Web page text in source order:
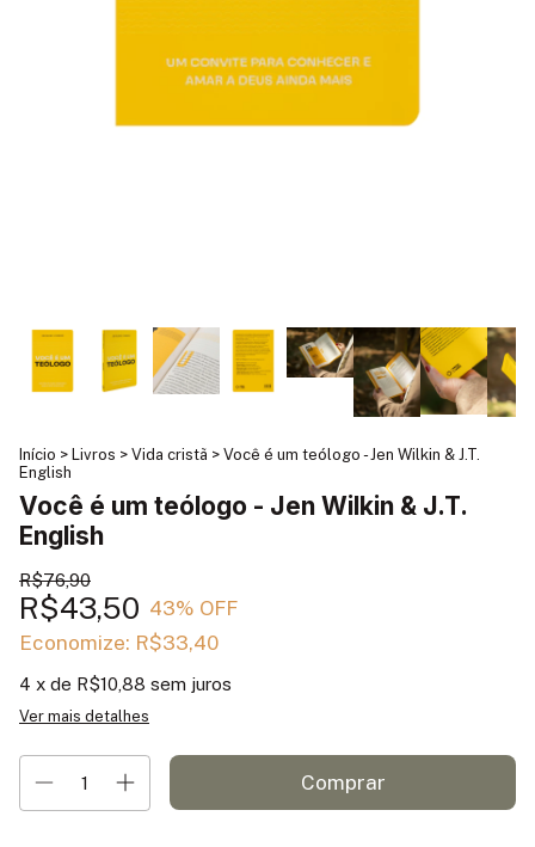
Início > Livros > Vida cristã > Você é um teólogo - Jen Wilkin & J.T.
English
Você é um teólogo - Jen Wilkin & J.T.
English
R$76,90
R$43,50 43% OFF
Economize: R$33,40
4 x de R$10,88 sem juros
Ver mais detalhes